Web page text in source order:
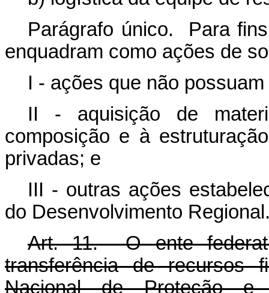
Parágrafo único. Para
enquadram como ações de
I - ações que não
II - aquisição de
composição e à
privadas; e
III - outras ações
do Desenvolvimento
Art. 11. O ente
transferência de recursos
Nacional de Proteção